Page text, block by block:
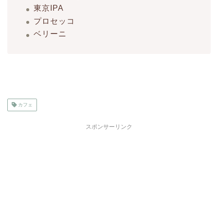
東京IPA
プロセッコ
ベリーニ
カフェ
スポンサーリンク